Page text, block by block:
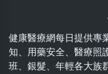
健康醫療網每日提供專
知、用藥安全、醫療照
班、銀髮、年輕各大族